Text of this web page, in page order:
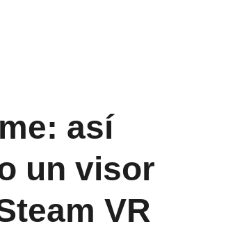
así
un visor
VR